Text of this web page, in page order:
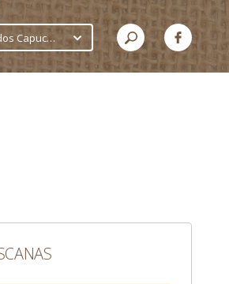
Museu dos Capuchinhos